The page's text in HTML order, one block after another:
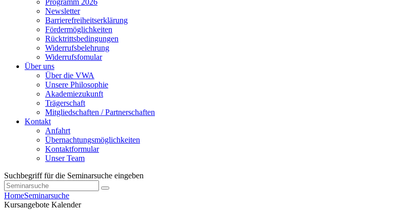
Programm 2026
Newsletter
Barrierefreiheitserklärung
Fördermöglichkeiten
Rücktrittsbedingungen
Widerrufsbelehrung
Widerrufsfomular
Über uns
Über die VWA
Unsere Philosophie
Akademiezukunft
Trägerschaft
Mitgliedschaften / Partnerschaften
Kontakt
Anfahrt
Übernachtungsmöglichkeiten
Kontaktformular
Unser Team
Suchbegriff für die Seminarsuche eingeben
HomeSeminarsuche
Kursangebote Kalender